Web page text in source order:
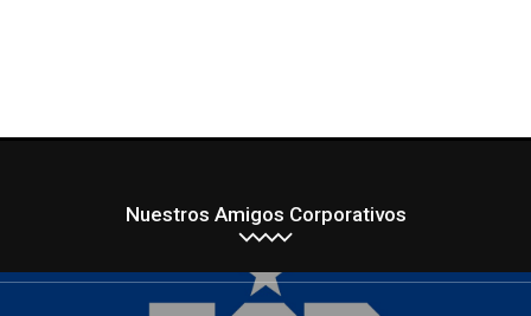
Nuestros Amigos Corporativos